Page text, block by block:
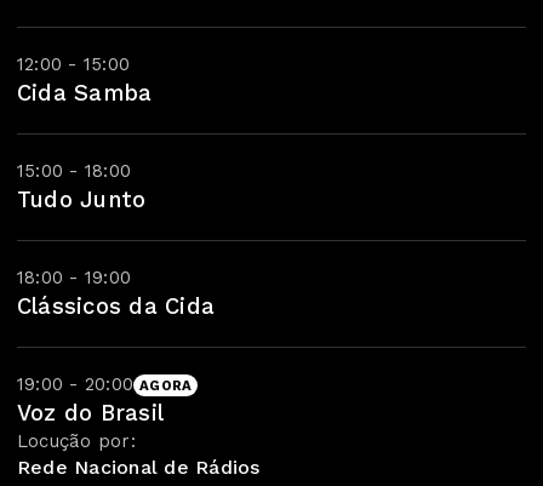
12:00 - 15:00
Cida Samba
15:00 - 18:00
Tudo Junto
18:00 - 19:00
Clássicos da Cida
19:00 - 20:00 AGORA
Voz do Brasil
Locução por:
Rede Nacional de Rádios